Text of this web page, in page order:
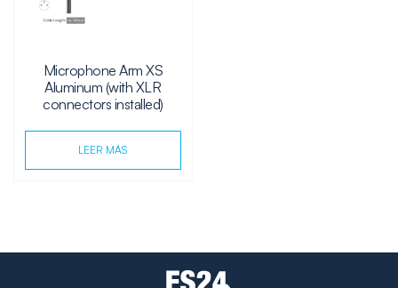
Microphone Arm XS
Aluminum (with XLR
connectors installed)
LEER MÁS